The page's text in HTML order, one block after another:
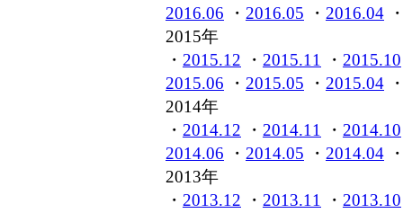
2016.06 ・ 2016.05 ・ 2016.04
2015年
・ 2015.12 ・ 2015.11 ・ 2015.10
2015.06 ・ 2015.05 ・ 2015.04
2014年
・ 2014.12 ・ 2014.11 ・ 2014.10
2014.06 ・ 2014.05 ・ 2014.04
2013年
・ 2013.12 ・ 2013.11 ・ 2013.10